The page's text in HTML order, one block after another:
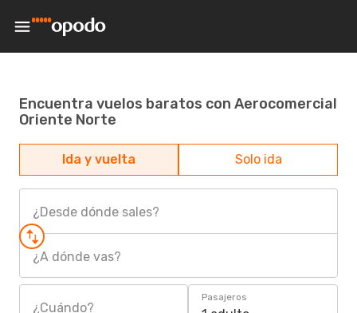
Encuentra vuelos baratos con Aerocomercial
Oriente Norte
Ida y vuelta Solo ida
¿Desde dónde sales?
¿A dónde vas?
¿Cuándo?
Pasajeros